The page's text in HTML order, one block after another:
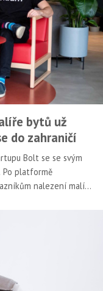
bytů už
do zahraničí
Bolt se se svým
Po platformě
nalezení malíře
i expanzi za